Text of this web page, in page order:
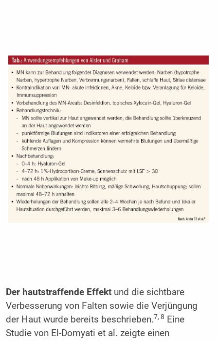
Der hautstraffende Effektund die sichtbare
Verbesserung von Falten sowie die Verjüngung
der Haut wurde bereits beschrieben.7, 8 Eine
Studie von El-Domyati et al. zeigte einen